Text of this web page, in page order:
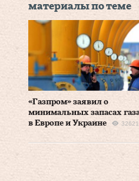
материалы по теме
«Газпром» заявил о
минимальных запасах
в Европе и Украине
32621